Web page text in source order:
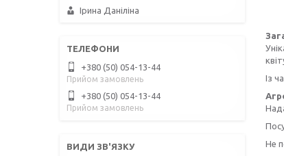
Із
Не
Ірина Даніліна
+380 (50) 054-13-44
Прийом замовлень
+380 (50) 054-13-44
Прийом замовлень